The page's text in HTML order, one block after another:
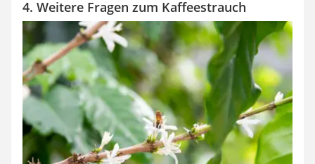
4. Weitere Fragen zum Kaffeestrauch